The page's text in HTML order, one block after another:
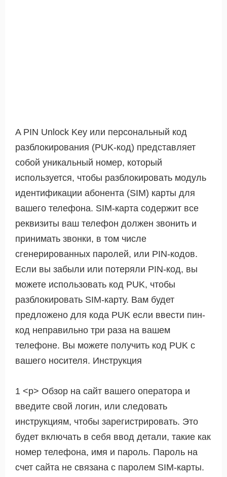
A PIN Unlock Key или персональный код
разблокирования (PUK-код) представляет
собой уникальный номер, который
используется, чтобы разблокировать модуль
идентификации абонента (SIM) карты для
вашего телефона. SIM-карта содержит все
реквизиты ваш телефон должен звонить и
принимать звонки, в том числе
сгенерированных паролей, или PIN-кодов.
Если вы забыли или потеряли PIN-код, вы
можете использовать код PUK, чтобы
разблокировать SIM-карту. Вам будет
предложено для кода PUK если ввести пин-
код неправильно три раза на вашем
телефоне. Вы можете получить код PUK с
вашего носителя. Инструкция
1 <р> Обзор на сайт вашего оператора и
введите свой логин, или следовать
инструкциям, чтобы зарегистрировать. Это
будет включать в себя ввод детали, такие как
номер телефона, имя и пароль. Пароль на
счет сайта не связана с паролем SIM-карты.